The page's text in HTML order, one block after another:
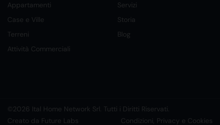
Appartamenti
Case e Ville
Terreni
Attività Commerciali
Servizi
Storia
Blog
©2026 Ital Home Network Srl. Tutti i Diritti Riservati.
Creato da Future Labs
Condizioni, Privacy e Cookies